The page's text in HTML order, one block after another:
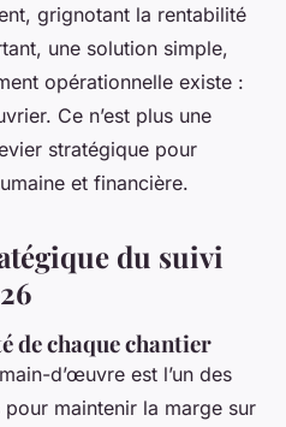
grignotant la rentabilité
une solution simple,
opérationnelle existe :
Ce n’est plus une
stratégique pour
et financière.
du suivi
de chaque chantier
d’œuvre est l’un des
maintenir la marge sur